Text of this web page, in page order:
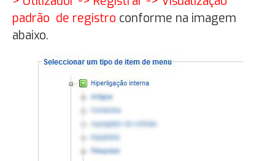
padrão de registro conforme na imagem
abaixo.